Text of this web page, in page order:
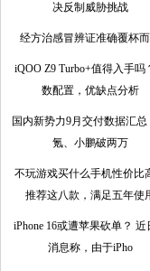
决反制威胁挑战
经方治感冒辨证准确覆杯
iQOO Z9 Turbo+值得入手吗
数配置，优缺点分析
国内新势力9月交付数据汇总
氪、小鹏破两万
不玩游戏买什么手机性价比
推荐这八款，满足五年使
iPhone 16或遭苹果砍单？ 近
消息称，由于iPho